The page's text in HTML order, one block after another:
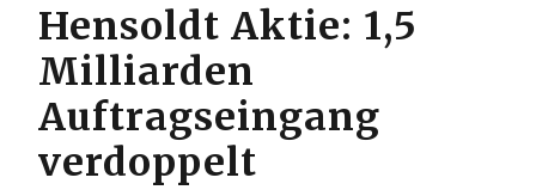
Hensoldt Aktie: 1,5
Milliarden
Auftragseingang
verdoppelt